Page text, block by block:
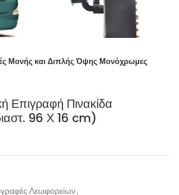
Μονής και Διπλής Όψης Μονόχρωμες
Επιγραφή Πινακίδα
96 Χ 16 cm)
Λεωφορείων,